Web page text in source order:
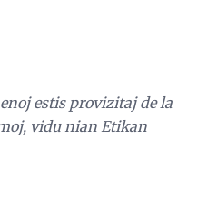
estis provizitaj de la
vidu nian Etikan